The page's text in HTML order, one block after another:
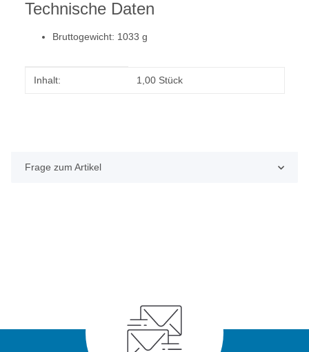
Technische Daten
Bruttogewicht: 1033 g
Produkteigenschaft
Wert
Inhalt: 1,00 Stück
Frage zum Artikel